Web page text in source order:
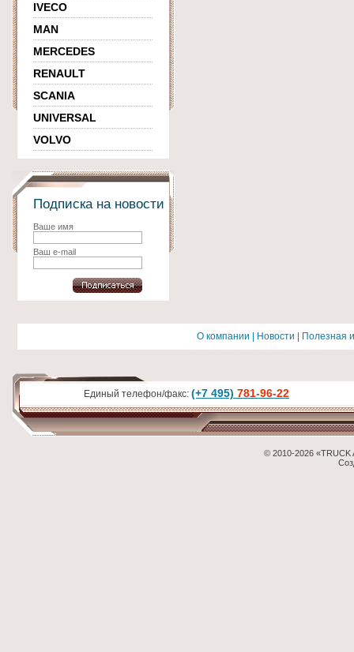
IVECO
MAN
MERCEDES
RENAULT
SCANIA
UNIVERSAL
VOLVO
Подписка на новости
Ваше имя
Ваш e-mail
О компании Новости Полезная
Единый телефон/факс: (+7 495) 781-96-22
© 2010-2026